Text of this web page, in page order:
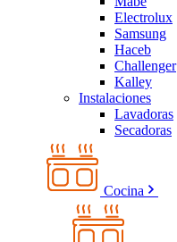
Electrolux
Samsung
Haceb
Challenger
Kalley
Instalaciones
Lavadoras
Secadoras
Cocina